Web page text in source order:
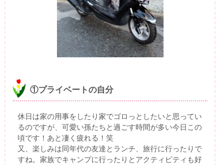
①プライベートの自分
休日は家の用事をしたり家でゴロっとしたいと思ってい
るのですが、可愛い孫たちと過ごす時間が多い今日この
頃です！あと凄く疲れる！笑
又、楽しみは同年代の友達とランチ、旅行に行ったりで
すね。家族でキャンプに行ったりとアクティビティも好